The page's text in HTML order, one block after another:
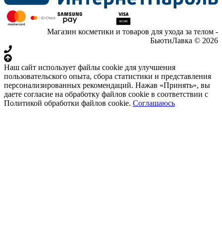
Магазин косметики и товаров для ухода за телом -
БьютиЛавка © 2026
Наш сайт использует файлы cookie для улучшения
пользовательского опыта, сбора статистики и представления
персонализированных рекомендаций. Нажав «Принять», вы
даете согласие на обработку файлов cookie в соответствии с
Политикой обработки файлов cookie. Соглашаюсь